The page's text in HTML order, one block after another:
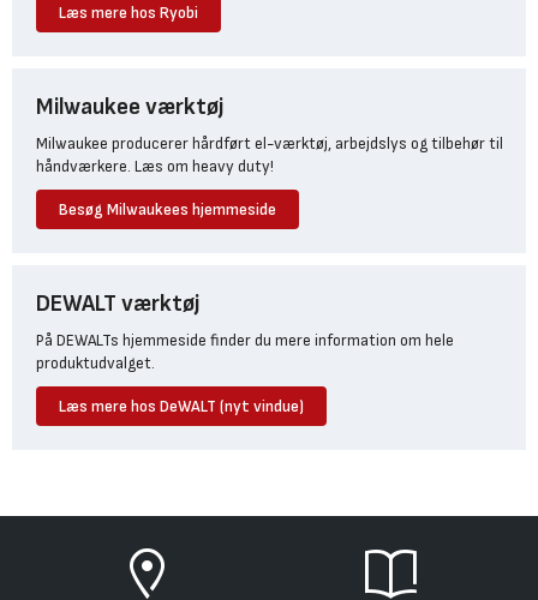
Læs mere hos Ryobi
Milwaukee værktøj
Milwaukee producerer hårdført el-værktøj, arbejdslys og tilbehør til
håndværkere. Læs om heavy duty!
Besøg Milwaukees hjemmeside
DEWALT værktøj
På DEWALTs hjemmeside finder du mere information om hele
produktudvalget.
Læs mere hos DeWALT (nyt vindue)